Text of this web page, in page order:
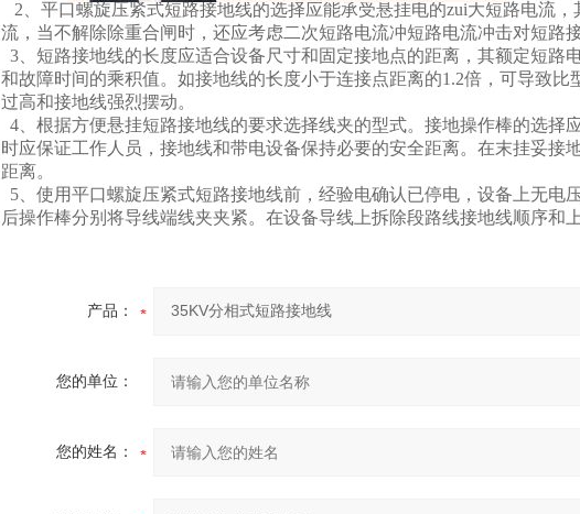
2、平口螺旋压紧式短路接地线的选择应能承受悬挂电的zui大短路电流
流，当不解除除重合闸时，还应考虑二次短路电流冲短路电流冲击对短路
3、短路接地线的长度应适合设备尺寸和固定接地点的距离， 其额定短路
和故障时间的乘积值。如接地线的长度小于连接点距离的1.2倍，可导致
过高和接地线强烈摆动。
4、根据方便悬挂短路接地线的要求选择线夹的型式。接地操作棒的选择
时应保证工作人员，接地线和带电设备保持必要的安全距离。在末挂妥接
距离。
5、使用平口螺旋压紧式短路接地线前，经验电确认已停电，设备上无电
后操作棒分别将导线端线夹夹紧。在设备导线上拆除段路线接地线顺序和上
产品：
您的单位：
您的姓名：